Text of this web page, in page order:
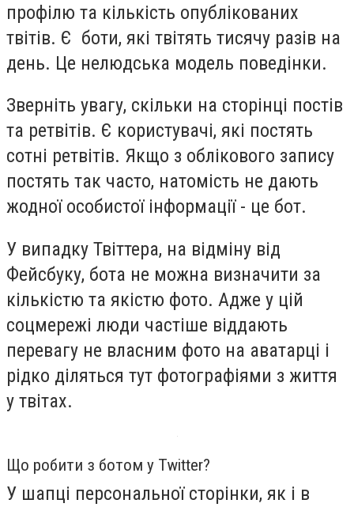
профілю та кількість опублікованих
твітів. Є боти, які твітять тисячу разів на
день. Це нелюдська модель поведінки.
Зверніть увагу, скільки на сторінці постів
та ретвітів. Є користувачі, які постять
сотні ретвітів. Якщо з облікового запису
постять так часто, натомість не дають
жодної особистої інформації - це бот.
У випадку Твіттера, на відміну від
Фейсбуку, бота не можна визначити за
кількістю та якістю фото. Адже у цій
соцмережі люди частіше віддають
перевагу не власним фото на аватарці і
рідко діляться тут фотографіями з життя
у твітах.
Що робити з ботом у Twitter?
У шапці персональної сторінки, як і в